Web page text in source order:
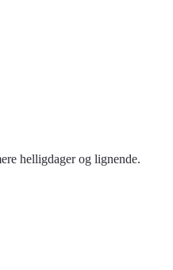
helligdager og lignende.